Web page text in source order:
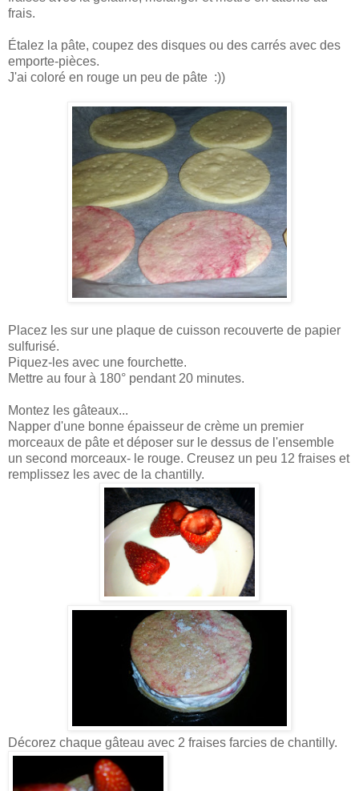
frais.
Étalez la pâte, coupez des disques ou des carrés avec des
emporte-pièces.
J'ai coloré en rouge un peu de pâte :))
Placez les sur une plaque de cuisson recouverte de papier
sulfurisé.
Piquez-les avec une fourchette.
Mettre au four à 180° pendant 20 minutes.
Montez les gâteaux...
Napper d'une bonne épaisseur de crème un premier
morceaux de pâte et déposer sur le dessus de l'ensemble
un second morceaux- le rouge. Creusez un peu 12 fraises et
remplissez les avec de la chantilly.
Décorez chaque gâteau avec 2 fraises farcies de chantilly.